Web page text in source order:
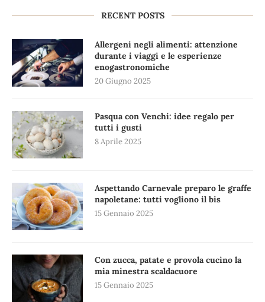
RECENT POSTS
Allergeni negli alimenti: attenzione
durante i viaggi e le esperienze
enogastronomiche
20 Giugno 2025
Pasqua con Venchi: idee regalo per
tutti i gusti
8 Aprile 2025
Aspettando Carnevale preparo le graffe
napoletane: tutti vogliono il bis
15 Gennaio 2025
Con zucca, patate e provola cucino la
mia minestra scaldacuore
15 Gennaio 2025